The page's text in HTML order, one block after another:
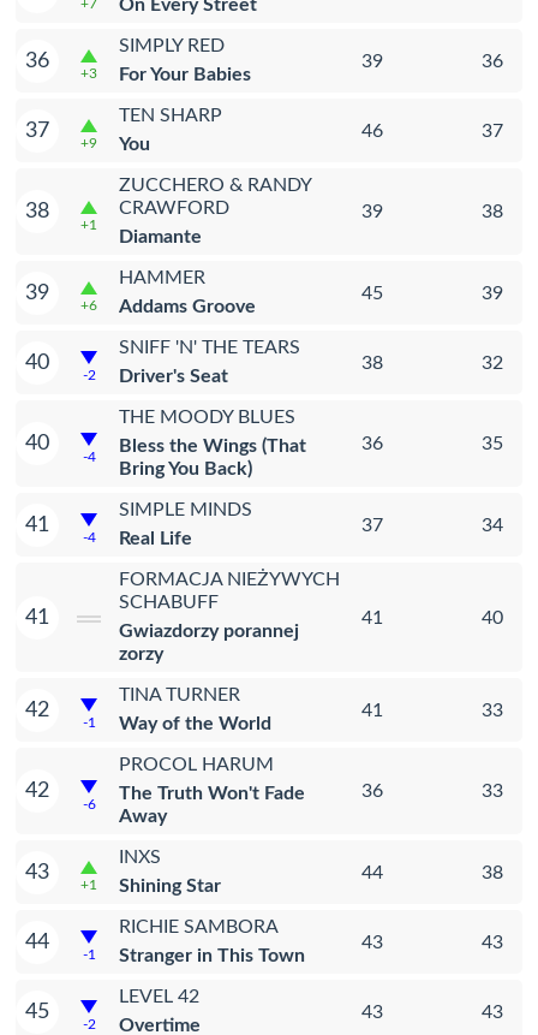
+7 On Every Street
36
+3
SIMPLY RED
For Your Babies
39 36
37
+9
TEN SHARP
You
46 37
38
+1
ZUCCHERO & RANDY
CRAWFORD
Diamante
39 38
39
+6
HAMMER
Addams Groove
45 39
40
-2
SNIFF 'N' THE TEARS
Driver's Seat
38 32
40
-4
THE MOODY BLUES
Bless the Wings (That
Bring You Back)
36 35
41
-4
SIMPLE MINDS
Real Life
37 34
41
FORMACJA NIEŻYWYCH
SCHABUFF
Gwiazdorzy porannej
zorzy
41 40
42
-1
TINA TURNER
Way of the World
41 33
42
-6
PROCOL HARUM
The Truth Won't Fade
Away
36 33
43
+1
INXS
Shining Star
44 38
44
-1
RICHIE SAMBORA
Stranger in This Town
43 43
45
-2
LEVEL 42
Overtime
43 43